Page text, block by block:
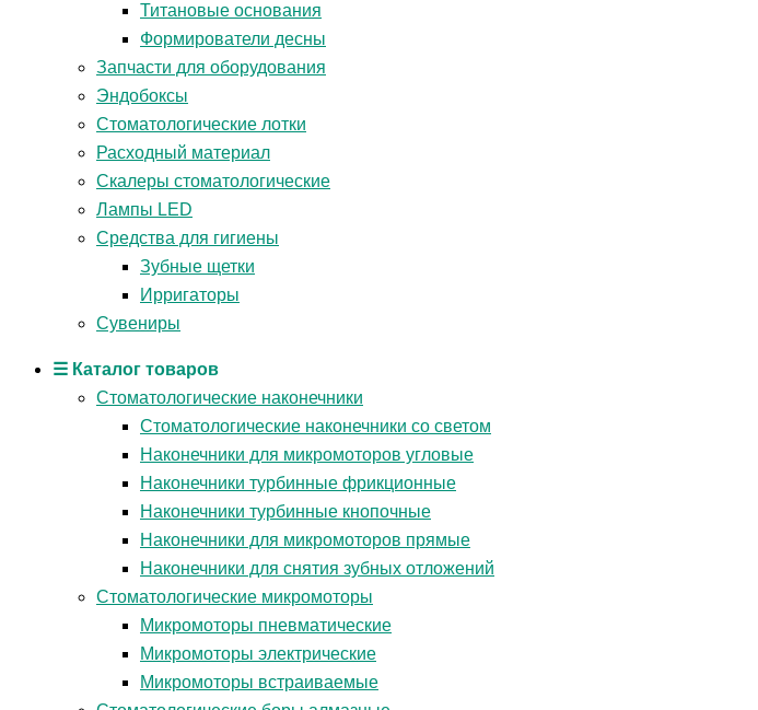
Титановые основания
Формирователи десны
Запчасти для оборудования
Эндобоксы
Стоматологические лотки
Расходный материал
Скалеры стоматологические
Лампы LED
Средства для гигиены
Зубные щетки
Ирригаторы
Сувениры
☰ Каталог товаров
Стоматологические наконечники
Стоматологические наконечники со светом
Наконечники для микромоторов угловые
Наконечники турбинные фрикционные
Наконечники турбинные кнопочные
Наконечники для микромоторов прямые
Наконечники для снятия зубных отложений
Стоматологические микромоторы
Микромоторы пневматические
Микромоторы электрические
Микромоторы встраиваемые